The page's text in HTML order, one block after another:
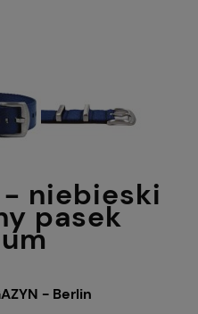
- niebieski
pasek
- Berlin